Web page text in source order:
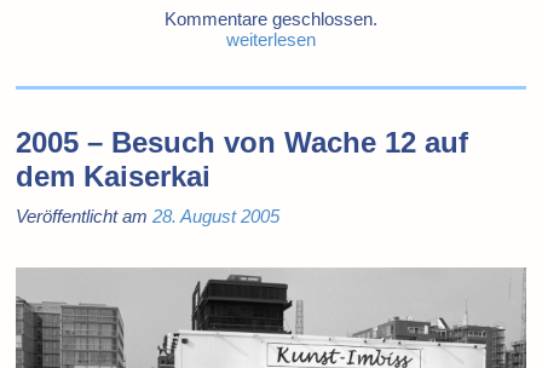
Kommentare geschlossen.
weiterlesen
2005 – Besuch von Wache 12 auf
dem Kaiserkai
Veröffentlicht am28. August 2005